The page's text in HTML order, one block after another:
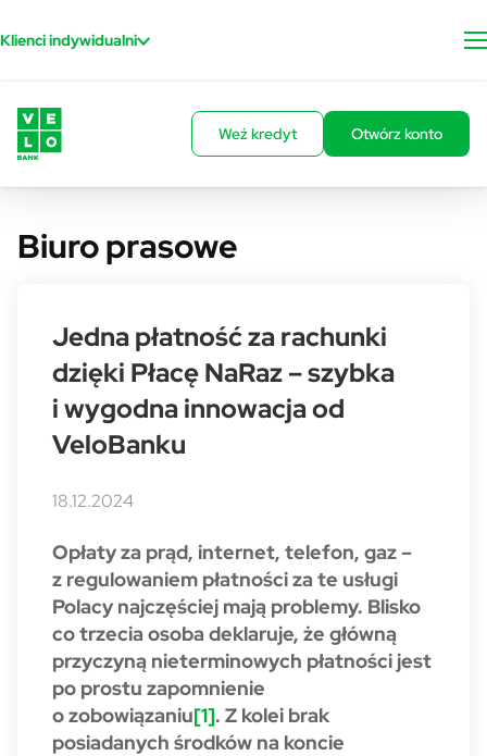
Klienci indywidualni
Weź kredyt Otwórz konto
Biuro prasowe
Jedna płatność za rachunki
dzięki Płacę NaRaz – szybka
i wygodna innowacja od
VeloBanku
18.12.2024
Opłaty za prąd, internet, telefon, gaz –
z regulowaniem płatności za te usługi
Polacy najczęściej mają problemy. Blisko
co trzecia osoba deklaruje, że główną
przyczyną nieterminowych płatności jest
po prostu zapomnienie
o zobowiązaniu[1]. Z kolei brak
posiadanych środków na koncie